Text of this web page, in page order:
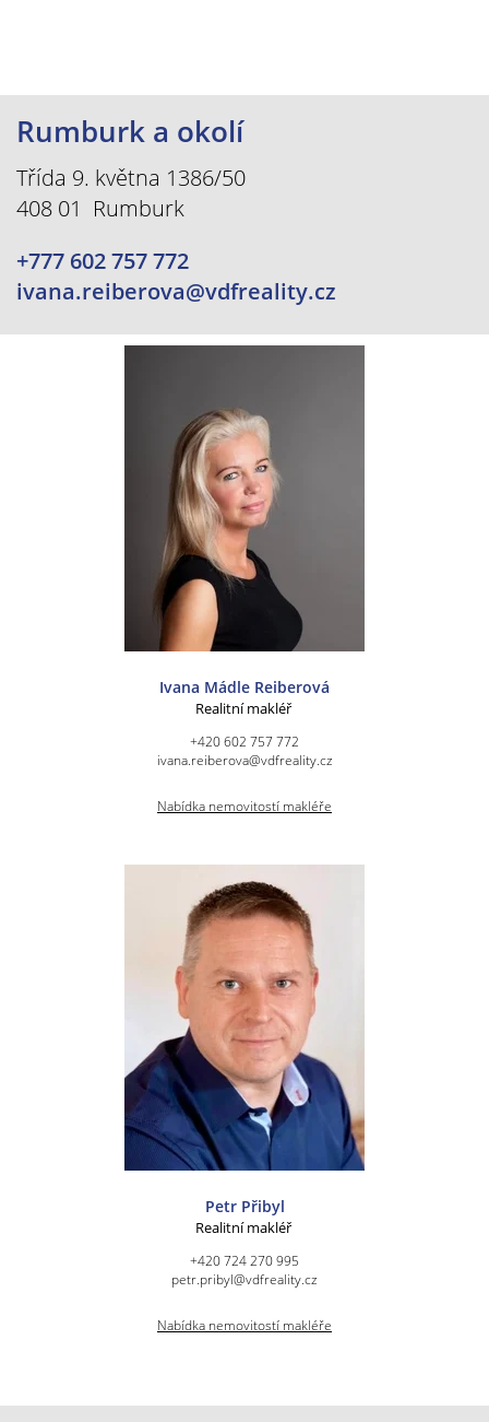
Rumburk a okolí
Třída 9. května 1386/50
408 01 Rumburk
+777 602 757 772
ivana.reiberova@vdfreality.cz
Ivana Mádle Reiberová
Realitní makléř
+420 602 757 772
ivana.reiberova@vdfreality.cz
Nabídka nemovitostí makléře
Petr Přibyl
Realitní makléř
+420 724 270 995
petr.pribyl@vdfreality.cz
Nabídka nemovitostí makléře